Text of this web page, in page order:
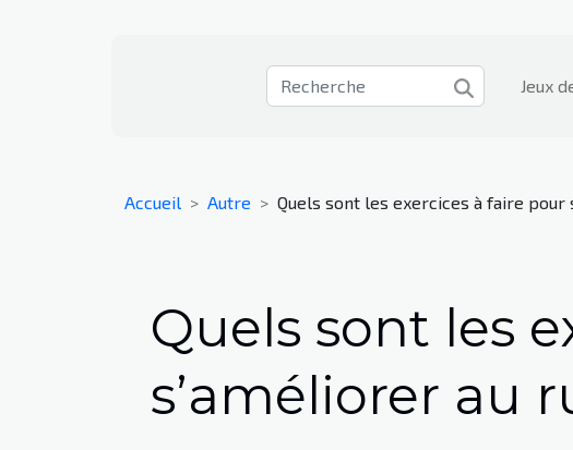
Jeux
Accueil Autre Quels sont les exercices à faire pour
Quels sont les
s’améliorer au